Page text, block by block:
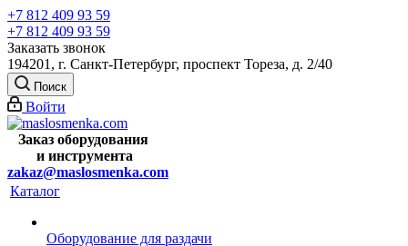
+7 812 409 93 59
+7 812 409 93 59
Заказать звонок
194201, г. Санкт-Петербург, проспект Тореза, д. 2/40
Поиск
Войти
Заказ оборудования
и инструмента
zakaz@maslosmenka.com
Каталог
Оборудование для раздачи